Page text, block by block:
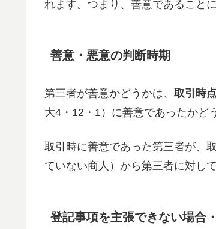
れます。つまり、善意であることに
善意・悪意の判断時期
第三者が善意かどうかは、 取引時点
大4・12・1）に善意であったかど
取引時に善意であった第三者が、
ていない商人）から第三者に対し
登記事項を主張できない場合